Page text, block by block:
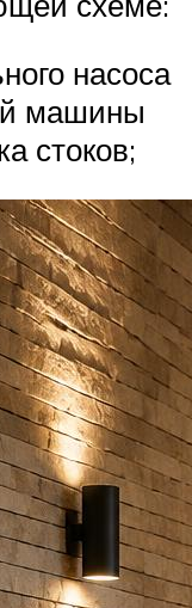
насоса
машины
стоков;